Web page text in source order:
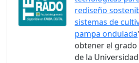
rediseño
sistemas de
pampa ondulada
obtener el
de la